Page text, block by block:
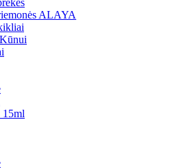
ALAYA
15ml